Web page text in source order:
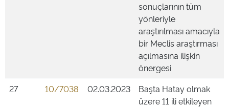
sonuçlarının tüm
yönleriyle
araştırılması amacıyla
bir Meclis araştırması
açılmasına ilişkin
önergesi
27
10/7038 02.03.2023
Başta Hatay olmak
üzere 11 ili etkileyen